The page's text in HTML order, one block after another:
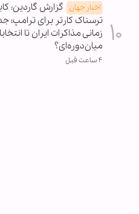
اخبار جهان گزارش گاردین:
ترسناک کارتر برای ترامپ؛
زمانی مذاکرات ایران تا
میان‌دوره‌ای؟
۴ ساعت قبل